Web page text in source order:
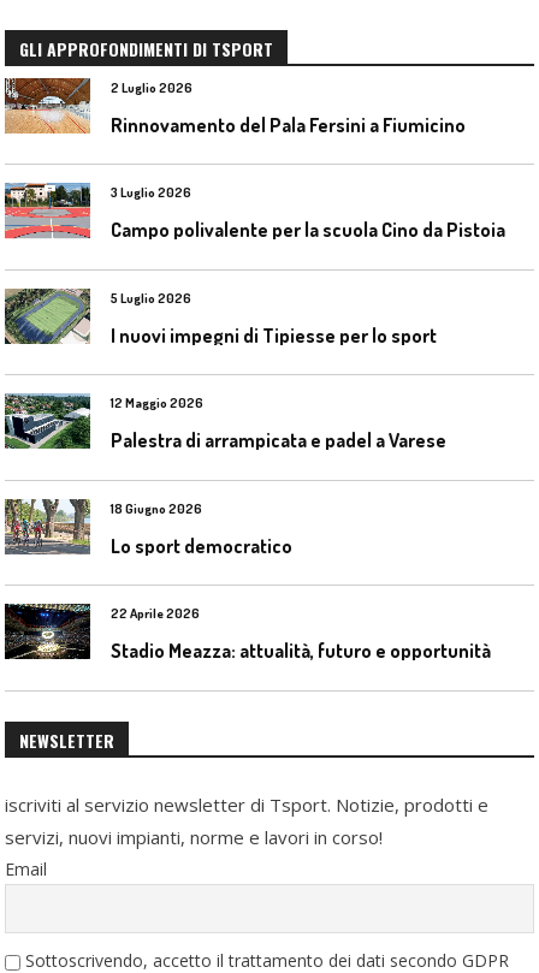
GLI APPROFONDIMENTI DI TSPORT
2 Luglio 2026
Rinnovamento del Pala Fersini a Fiumicino
3 Luglio 2026
Campo polivalente per la scuola Cino da Pistoia
5 Luglio 2026
I nuovi impegni di Tipiesse per lo sport
12 Maggio 2026
Palestra di arrampicata e padel a Varese
18 Giugno 2026
Lo sport democratico
22 Aprile 2026
Stadio Meazza: attualità, futuro e opportunità
NEWSLETTER
iscriviti al servizio newsletter di Tsport. Notizie, prodotti e
servizi, nuovi impianti, norme e lavori in corso!
Email
Sottoscrivendo, accetto il trattamento dei dati secondo GDPR